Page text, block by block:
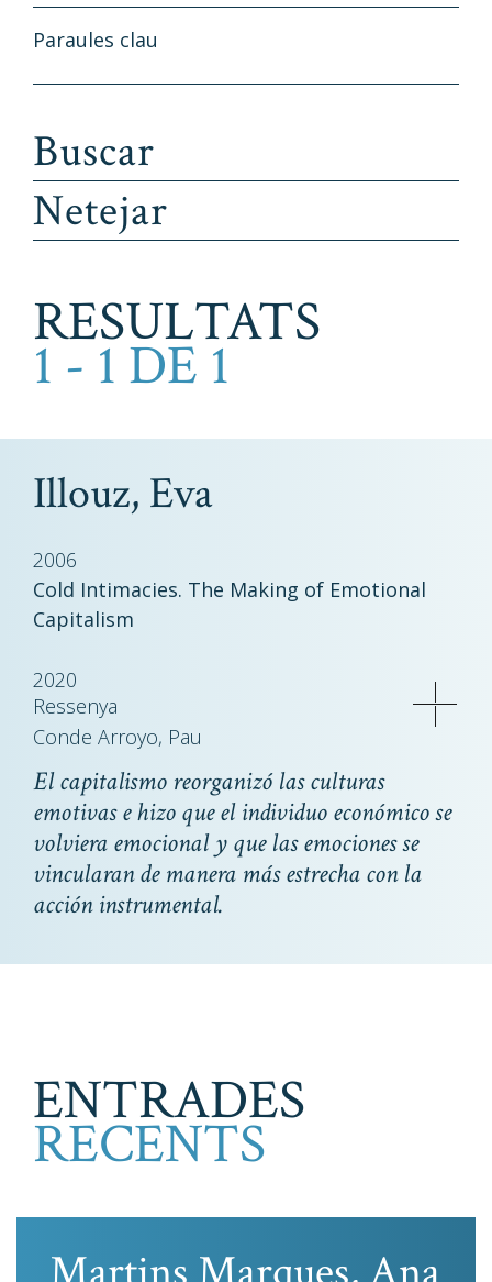
Paraules clau
RESULTATS
1 - 1 DE 1
Illouz, Eva
2006
Cold Intimacies. The Making of Emotional
Capitalism
2020
Ressenya
Conde Arroyo, Pau
El capitalismo reorganizó las culturas
emotivas e hizo que el individuo económico se
volviera emocional y que las emociones se
vincularan de manera más estrecha con la
acción instrumental.
ENTRADES
RECENTS